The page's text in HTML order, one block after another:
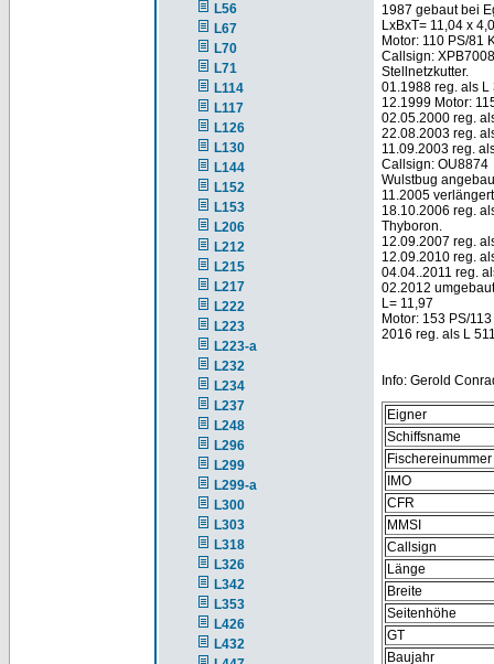
L56
L67
L70
L71
L114
L117
L126
L130
L144
L152
L153
L206
L212
L215
L217
L222
L223
L223-a
L232
L234
L237
L248
L296
L299
L299-a
L300
L303
L318
L326
L342
L353
L426
L432
1987 gebaut bei
LxBxT= 11,04 x
Motor: 110 PS/81
Callsign: XPB7008
Stellnetzkutter.
01.1988 reg. als L
12.1999 Motor:
02.05.2000 reg.
22.08.2003 reg.
11.09.2003 reg.
Callsign: OU8874
Wulstbug
11.2005
18.10.2006 reg.
Thyboron.
12.09.2007 reg.
12.09.2010 reg.
04.04..2011 reg.
02.2012
L= 11,97
Motor: 153 PS/
2016 reg. als L
Info: Gerold
Eigner
Schiffsname
Fischereinummer
IMO
CFR
MMSI
Callsign
Länge
Breite
Seitenhöhe
GT
Baujahr